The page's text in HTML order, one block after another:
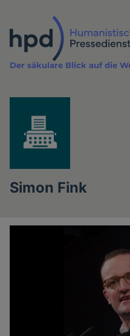
Inhalt
Der säkulare Blick auf die
Simon Fink